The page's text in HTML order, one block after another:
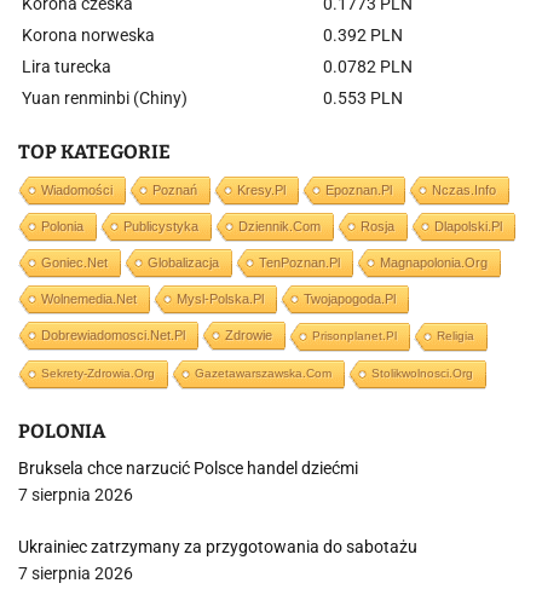
Korona norweska
0.392 PLN
Lira turecka
0.0782 PLN
Yuan renminbi (Chiny)
0.553 PLN
TOP KATEGORIE
Wiadomości Poznań Kresy.pl Epoznan.pl Nczas.info
Polonia Publicystyka Dziennik.com Rosja Dlapolski.pl
Goniec.net Globalizacja TenPoznan.pl Magnapolonia.org
Wolnemedia.net Mysl-Polska.pl Twojapogoda.pl
Dobrewiadomosci.net.pl Zdrowie Prisonplanet.pl Religia
Sekrety-Zdrowia.org Gazetawarszawska.com Stolikwolnosci.org
POLONIA
Bruksela chce narzucić Polsce handel dziećmi
7 sierpnia 2026
Ukrainiec zatrzymany za przygotowania do sabotażu
7 sierpnia 2026